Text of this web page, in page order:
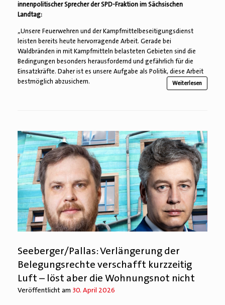
innenpolitischer Sprecher der SPD-Fraktion im Sächsischen
Landtag:
„Unsere Feuerwehren und der Kampfmittelbeseitigungsdienst
leisten bereits heute hervorragende Arbeit. Gerade bei
Waldbränden in mit Kampfmitteln belasteten Gebieten sind die
Bedingungen besonders herausfordernd und gefährlich für die
Einsatzkräfte. Daher ist es unsere Aufgabe als Politik, diese Arbeit
bestmöglich abzusichern.
Weiterlesen
Seeberger/Pallas: Verlängerung der
Belegungsrechte verschafft kurzzeitig
Luft – löst aber die Wohnungsnot nicht
Veröffentlicht am 30. April 2026